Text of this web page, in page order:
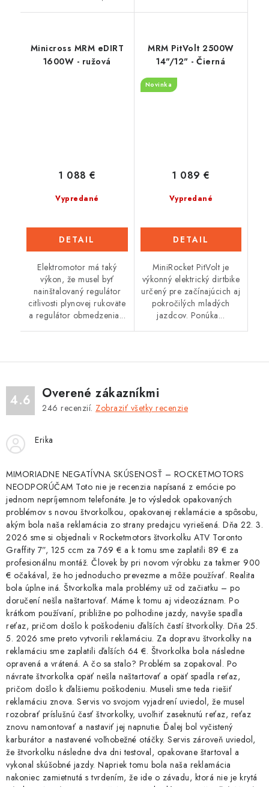
Minicross MRM eDIRT
1600W - ružová
Vypredané
1 088 €
DETAIL
Elektromotor má taký
výkon, že musel byť
nainštalovaný regulátor
citlivosti plynovej rukoväte
a regulátor obmedzenia...
MRM PitVolt 2500W
14"/12" - Čierná
Novinka
Vypredané
1 089 €
DETAIL
MiniRocket PitVolt je
výkonný elektrický dirtbike
určený pre začínajúcich aj
pokročilých mladých
jazdcov. Ponúka...
4.6 Overené zákazníkmi
246 recenzií. Zobraziť všetky recenzie
Erika
MIMORIADNE NEGATÍVNA SKÚSENOSŤ – ROCKETMOTORS
NEODPORÚČAM Toto nie je recenzia napísaná z emócie po
jednom nepríjemnom telefonáte. Je to výsledok opakovaných
problémov s novou štvorkolkou, opakovanej reklamácie a spôsobu,
akým bola naša reklamácia zo strany predajcu vyriešená. Dňa 22. 3.
2026 sme si objednali v Rocketmotors štvorkolku ATV Toronto
Graffity 7”, 125 ccm za 769 € a k tomu sme zaplatili 89 € za
profesionálnu montáž. Človek by pri novom výrobku za takmer 900
€ očakával, že ho jednoducho prevezme a môže používať. Realita
bola úplne iná. Štvorkolka mala problémy už od začiatku – po
doručení nešla naštartovať. Máme k tomu aj videozáznam. Po
krátkom používaní, približne po polhodine jazdy, navyše spadla
reťaz, pričom došlo k poškodeniu ďalších častí štvorkolky. Dňa 25.
5. 2026 sme preto vytvorili reklamáciu. Za dopravu štvorkolky na
reklamáciu sme zaplatili ďalších 64 €. Štvorkolka bola následne
opravená a vrátená. A čo sa stalo? Problém sa zopakoval. Po
návrate štvorkolka opäť nešla naštartovať a opäť spadla reťaz,
pričom došlo k ďalšiemu poškodeniu. Museli sme teda riešiť
reklamáciu znova. Servis vo svojom vyjadrení uviedol, že musel
rozobrať príslušnú časť štvorkolky, uvoľniť zaseknutú reťaz, reťaz
znovu namontovať a nastaviť jej napnutie. Ďalej bol vyčistený
karburátor a nastavené voľnobežné otáčky. Servis zároveň uviedol,
že štvorkolku následne dva dni testoval, opakovane štartoval a
vykonal skúšobné jazdy. Napriek tomu bola naša reklamácia
nakoniec zamietnutá s tvrdením, že ide o závadu, ktorá nie je krytá